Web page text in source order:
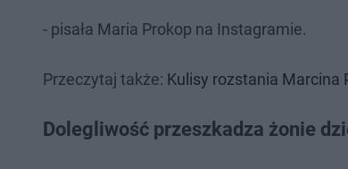
- pisała Maria Prokop na Instagramie.
Przeczytaj także: Kulisy rozstania Marcina
Dolegliwość przeszkadza żonie